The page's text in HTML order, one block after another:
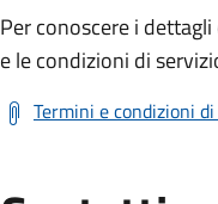
Per conoscere i
e le condizioni di
Termini e condizioni